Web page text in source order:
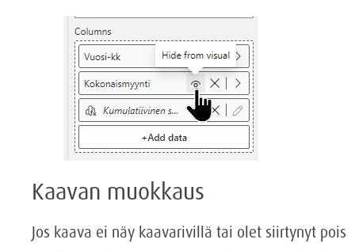
Kaavan muokkaus
Jos kaava ei näy kaavarivillä tai olet siirtynyt pois